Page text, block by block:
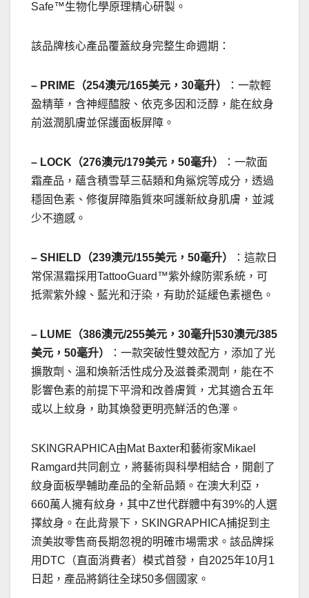
Safe™生物化學原理精心研製。
該品牌核心產品覆蓋紋身完整生命週期：
– PRIME（254澳元/165美元，30毫升）
：一款輕
盈精華，含神經醯胺、依克多因和泛醇，能在紋身
前滋潤肌膚並保護面板屏障。
– LOCK（276澳元/179美元，50毫升）
：一款面
霜產品，蘊含積雪草三萜類和角鯊烷等成分，透過
穩固色素、修復屏障脂質來呵護新紋身肌膚，並減
少不適感。
– SHIELD（239澳元/155美元，50毫升）
：這款日
常保濕霜採用TattooGuard™紫外線防禦系統，可
抵禦紫外線、藍光和汙染，有助於延緩色素褪色。
– LUME（386澳元/255美元，30毫升|530澳元/385
美元，50毫升）
：一款突破性雙效配方，添加了光
擴散劑、溫和煥新活性成分及滋養柔潤劑，能在不
影響色素的前提下平滑和改善膚質，尤其適合五年
或以上紋身，助其煥發更明亮鮮活的色澤。
SKINGRAPHICA由Mat Baxter和藝術家Mikael
Ramgard共同創立，將藝術與科學相結合，開創了
紋身面板學輔助產品的全新品類。在澳大利亞，
660萬人擁有紋身，其中Z世代群體中有39%的人選
擇紋身。在此背景下，SKINGRAPHICA捕捉到主
流美妝零售商長期忽視的明確市場需求。該品牌採
用DTC（直面消費者）模式首發，自2025年10月1
日起，產品將銷往全球50多個國家。